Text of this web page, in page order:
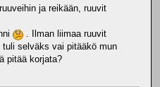
ja reikään, ruuvit
. Ilman liimaa ruuvit
selväks vai pitääkö mun
pitää korjata?